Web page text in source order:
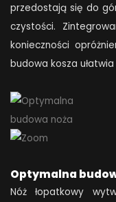
przedostają się do
czystości.
konieczności
budowa kosza
Optymalna
Nóż łopatkowy